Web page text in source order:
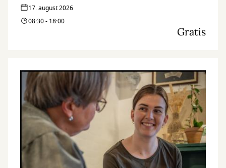
17. august 2026
08:30 - 18:00
Gratis